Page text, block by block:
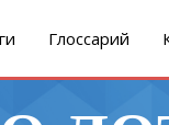
Глоссарий